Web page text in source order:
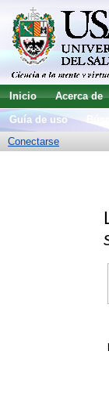
Inicio Acerca de
Guía de uso
Conectarse